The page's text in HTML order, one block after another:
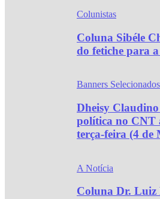
Colunistas
Coluna Sibéle
do fetiche para
Banners Selecionados
Dheisy
política no
terça-feira (4 de
A Notícia
Coluna Dr. Luiz